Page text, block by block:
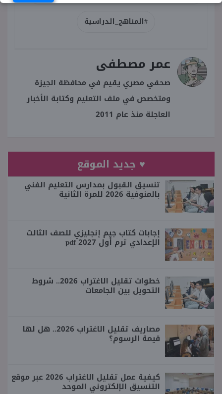
#المناهج_الدراسية
عمر مصطفى
صحفي مصري يقيم في محافظة الجيزة
ومتخصص في ملف التعليم وكتابة الأخبار
العاجلة منذ عام 2011
♥ جديد الموقع
تنسيق القبول بمدارس التعليم الفني
بالمنوفية 2026 للمرة الثانية
إجابات كتاب جيم إنجليزي للصف الثالث
الإعدادي ترم أول 2027 pdf
خطوات تقليل الاغتراب 2026.. شروط
التحويل بين الجامعات
مصاريف تقليل الاغتراب 2026.. هل لها
قيمة الرسوم؟
كيفية عمل تقليل الاغتراب 2026 عبر موقع
التنسيق الإلكتروني الموحد